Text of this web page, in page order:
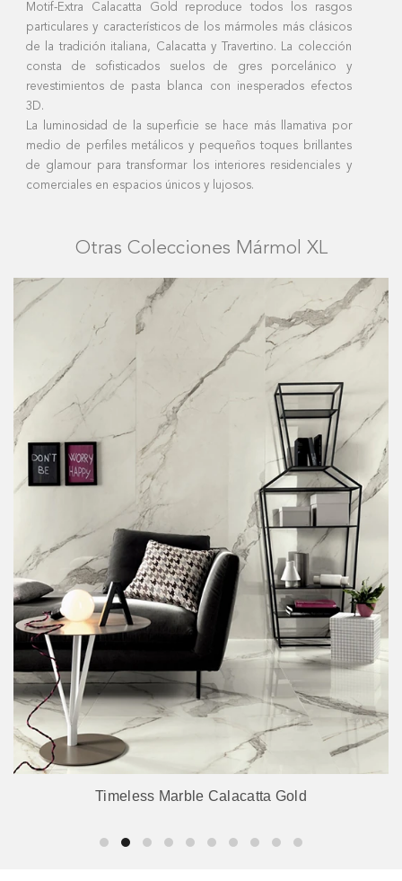
Motif-Extra Calacatta Gold reproduce todos los rasgos
particulares y característicos de los mármoles más clásicos
de la tradición italiana, Calacatta y Travertino. La colección
consta de sofisticados suelos de gres porcelánico y
revestimientos de pasta blanca con inesperados efectos
3D.
La luminosidad de la superficie se hace más llamativa por
medio de perfiles metálicos y pequeños toques brillantes
de glamour para transformar los interiores residenciales y
comerciales en espacios únicos y lujosos.
Otras Colecciones Mármol XL
Timeless Marble Calacatta Gold